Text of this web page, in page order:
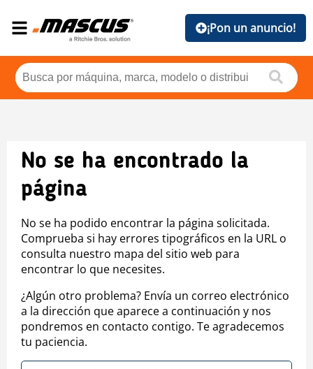
¡Pon un anuncio!
No se ha encontrado la
página
No se ha podido encontrar la página solicitada.
Comprueba si hay errores tipográficos en la URL o
consulta nuestro mapa del sitio web para
encontrar lo que necesites.
¿Algún otro problema? Envía un correo electrónico
a la dirección que aparece a continuación y nos
pondremos en contacto contigo. Te agradecemos
tu paciencia.